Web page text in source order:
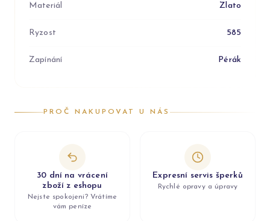
Materiál Zlato
Ryzost 585
Zapínání Pérák
PROČ NAKUPOVAT U NÁS
30 dní na vrácení
zboží z eshopu
Nejste spokojeni? Vrátíme
vám peníze
Expresní servis šperků
Rychlé opravy a úpravy